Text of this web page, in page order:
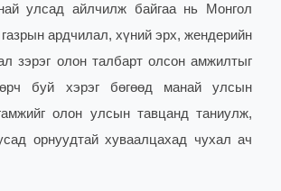
улсад айлчилж байгаа нь Монгол
ардчилал, хүний эрх, жендерийн
зэрэг олон талбарт олсон амжилтыг
буй хэрэг бөгөөд манай улсын
олон улсын тавцанд таниулж,
орнуудтай хуваалцахад чухал ач